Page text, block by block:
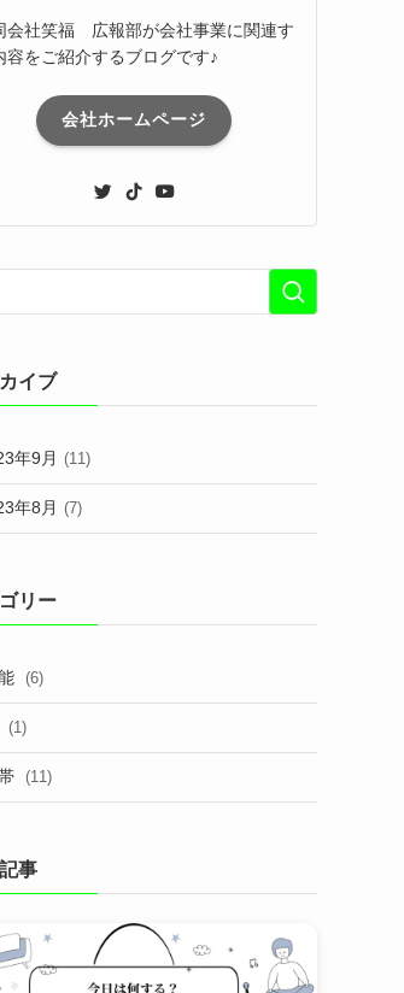
会社笑福 広報部が会社事業に関連す
容をご紹介するブログです♪
会社ホームページ
イブ
年9月 (11)
年8月 (7)
リー
(6)
(1)
(11)
事